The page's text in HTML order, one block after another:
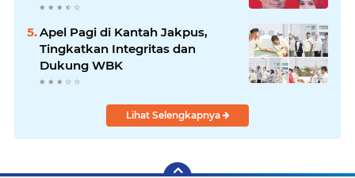
Tegal Kunir Kidul
Apel Pagi di Kantah Jakpus,
Tingkatkan Integritas dan
Dukung WBK
Lihat Selengkapnya